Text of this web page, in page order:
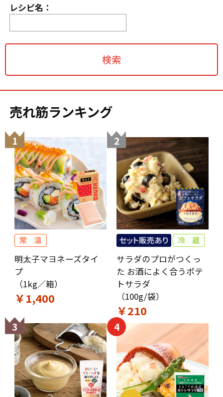
レシピ名：
売れ筋ランキング
1
明太子マヨネーズタイ
プ
（1kg／箱）
￥1,400
2
サラダのプロがつくっ
た お酒によく合うポテ
トサラダ
（100g/袋）
￥210
3 4